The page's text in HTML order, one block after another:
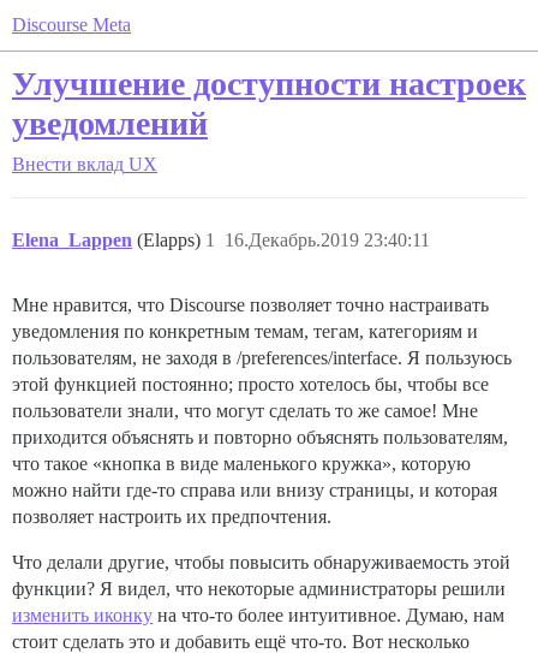
Discourse Meta
Улучшение доступности настроек
уведомлений
Внести вклад UX
Elena_Lappen (Elapps) 16.Декабрь.2019 23:40:11
1
Мне нравится, что Discourse позволяет точно настраивать
уведомления по конкретным темам, тегам, категориям и
пользователям, не заходя в /preferences/interface. Я пользуюсь
этой функцией постоянно; просто хотелось бы, чтобы все
пользователи знали, что могут сделать то же самое! Мне
приходится объяснять и повторно объяснять пользователям,
что такое «кнопка в виде маленького кружка», которую
можно найти где-то справа или внизу страницы, и которая
позволяет настроить их предпочтения.
Что делали другие, чтобы повысить обнаруживаемость этой
функции? Я видел, что некоторые администраторы решили
изменить иконку на что-то более интуитивное. Думаю, нам
стоит сделать это и добавить ещё что-то. Вот несколько